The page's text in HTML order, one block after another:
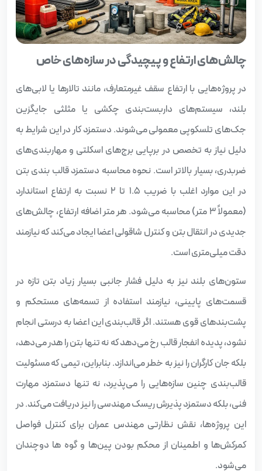
چالش‌های ارتفاع و پیچیدگی در سازه‌های خاص
در پروژه‌هایی با ارتفاع سقف غیرمتعارف، مانند تالارها یا لابی‌های
بلند، سیستم‌های داربست‌بندی چکشی یا مثلثی جایگزین
جک‌های تلسکوپی معمولی می‌شوند. دستمزد کار در این شرایط به
دلیل نیاز به تخصص در برپایی برج‌های اسکلتی و مهاربندی‌های
ضربدری، بسیار بالاتر است. نحوه محاسبه دستمزد قالب‌ بندی بتن
در این موارد اغلب با ضریب ۱.۵ تا ۲ نسبت به ارتفاع استاندارد
(معمولاً ۳ متر) محاسبه می‌شود. هر متر اضافه ارتفاع، چالش‌های
جدیدی در انتقال بتن و کنترل شاقولی اعضا ایجاد می‌کند که نیازمند
دقت میلی‌متری است.
ستون‌های بلند نیز به دلیل فشار جانبی بسیار زیاد بتن تازه در
قسمت‌های پایینی، نیازمند استفاده از تسمه‌های مستحکم و
پشت‌بندهای قوی هستند. اگر قالب‌بندی این اعضا به درستی انجام
نشود، پدیده انفجار قالب رخ می‌دهد که نه تنها بتن را هدر می‌دهد،
بلکه جان کارگران را نیز به خطر می‌اندازد. بنابراین، تیمی که مسئولیت
قالب‌بندی چنین سازه‌هایی را می‌پذیرد، نه تنها دستمزد مهارت
فنی، بلکه دستمزد پذیرش ریسک مهندسی را نیز دریافت می‌کند. در
این پروژه‌ها، نقش نظارتی مهندس عمران برای کنترل فواصل
کمرکش‌ها و اطمینان از محکم بودن پین‌ها و گوه ها دوچندان
می‌شود.